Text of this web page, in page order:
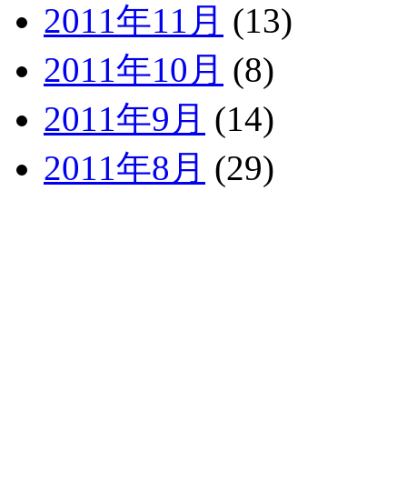
2011年11月 (13)
2011年10月 (8)
2011年9月 (14)
2011年8月 (29)